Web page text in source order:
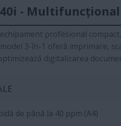
-
profesional
model 3-în-1 oferă imprimare,
digitalizarea
de până la 40 ppm (A4)